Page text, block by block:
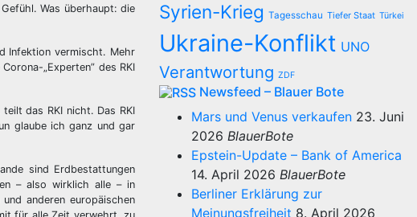
Was überhaupt: die
Infektion vermischt. Mehr
„Experten” des RKI
das RKI nicht. Das RKI
glaube ich ganz und gar
sind Erdbestattungen
– also wirklich alle – in
anderen europäischen
Syrien-Krieg Tagesschau Tiefer Staat Türkei
Ukraine-Konflikt UNO
Verantwortung ZDF
Newsfeed – Blauer Bote
Mars und Venus verkaufen 23. Juni
2026 BlauerBote
Epstein-Update – Bank of America
14. April 2026 BlauerBote
Berliner Erklärung zur
Meinungsfreiheit 8. April 2026